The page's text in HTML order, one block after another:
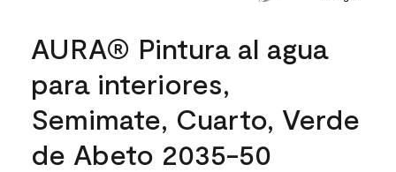
AURA® Pintura al agua
para interiores,
Semimate, Cuarto, Verde
de Abeto 2035-50